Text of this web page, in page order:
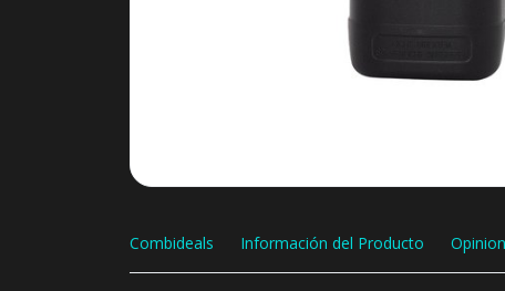
Combideals Información del Producto